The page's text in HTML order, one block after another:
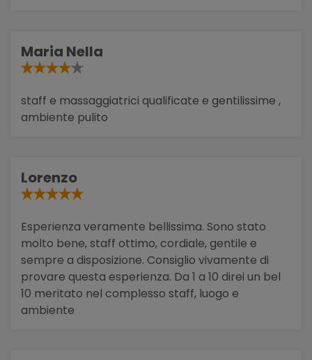
Maria Nella
staff e massaggiatrici qualificate e gentilissime ,
ambiente pulito
Lorenzo
Esperienza veramente bellissima. Sono stato
molto bene, staff ottimo, cordiale, gentile e
sempre a disposizione. Consiglio vivamente di
provare questa esperienza. Da 1 a 10 direi un bel
10 meritato nel complesso staff, luogo e
ambiente